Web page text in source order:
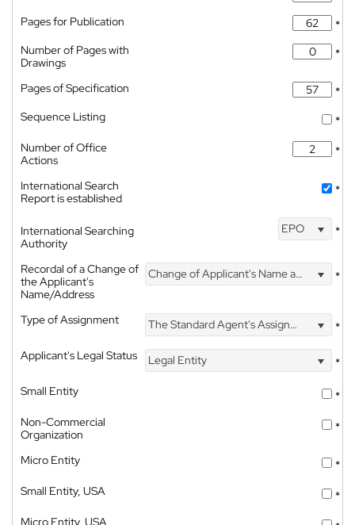
Pages for Publication
*
Number of Pages with
Drawings
*
Pages of Specification
*
Sequence Listing
*
Number of Office
Actions
*
International Search
Report is established
*
International Searching
Authority
EPO *
Recordal of a Change of
the Applicant's
Name/Address
Change of Applicant's Name and Address *
Type of Assignment The Standard Agent's Assignment
*
Applicant's Legal Status
Legal Entity
*
Small Entity
*
Non-Commercial
Organization
*
Micro Entity
*
Small Entity, USA
*
Micro Entity, USA